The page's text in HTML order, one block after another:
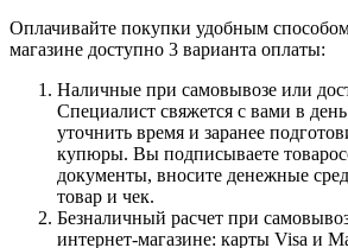
Оплачивайте покупки удобным
магазине доступно 3 варианта оплаты:
Наличные при самовывозе или
Специалист свяжется с вами в
уточнить время и заранее
купюры. Вы подписываете
документы, вносите денежные
товар и чек.
Безналичный расчет при
интернет-магазине: карты Visa и